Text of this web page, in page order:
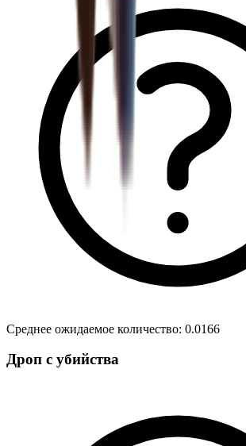
Среднее ожидаемое количество: 0.0166
Дроп с убийства